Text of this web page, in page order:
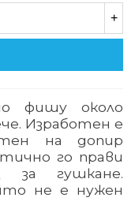
+
фишу около
Изработен е
на допир
го прави
за гушкане.
не е нужен